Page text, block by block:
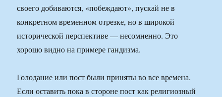
своего добиваются, «побеждают», пускай не в
конкретном временном отрезке, но в широкой
исторической перспективе — несомненно. Это
хорошо видно на примере гандизма.
Голодание или пост были приняты во все времена.
Если оставить пока в стороне пост как религиозный